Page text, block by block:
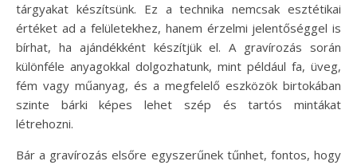
tárgyakat készítsünk. Ez a technika nemcsak esztétikai
értéket ad a felületekhez, hanem érzelmi jelentőséggel is
bírhat, ha ajándékként készítjük el. A gravírozás során
különféle anyagokkal dolgozhatunk, mint például fa, üveg,
fém vagy műanyag, és a megfelelő eszközök birtokában
szinte bárki képes lehet szép és tartós mintákat
létrehozni.
Bár a gravírozás elsőre egyszerűnek tűnhet, fontos, hogy